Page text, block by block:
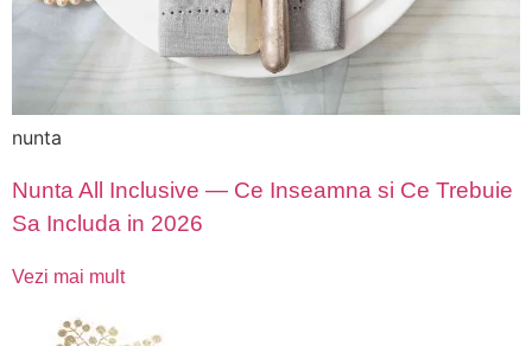
nunta
Nunta All Inclusive — Ce Inseamna si Ce Trebuie
Sa Includa in 2026
Vezi mai mult